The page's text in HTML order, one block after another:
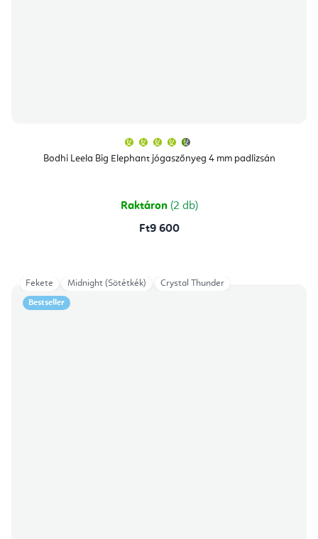
Bodhi Leela Big Elephant jógaszőnyeg 4 mm padlizsán
átlagos
értékelése
csillag.
Raktáron (2 db)
Ft9 600
Bestseller
Fekete Midnight (Sötétkék) Crystal Thunder